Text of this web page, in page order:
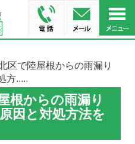
区で陸屋根からの雨漏り
方.....
根からの雨漏り
因と対処方法を